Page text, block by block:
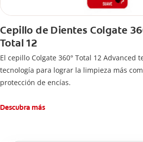
Cepillo de Dientes Colgate
Total 12
El cepillo Colgate 360° Total 12 Advanced
tecnología para lograr la limpieza más
protección de encías.
Descubra más